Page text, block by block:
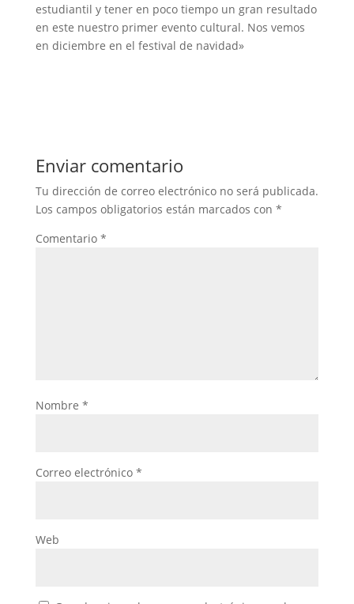
estudiantil y tener en poco tiempo un gran resultado
en este nuestro primer evento cultural. Nos vemos
en diciembre en el festival de navidad»
Enviar comentario
Tu dirección de correo electrónico no será publicada.
Los campos obligatorios están marcados con *
Comentario *
Nombre *
Correo electrónico *
Web